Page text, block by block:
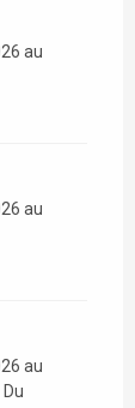
au
au
au